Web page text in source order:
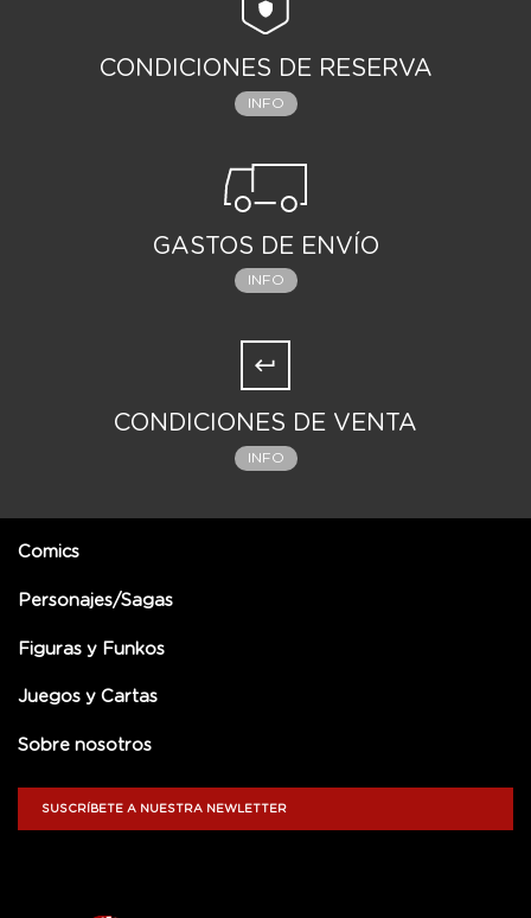
CONDICIONES DE RESERVA
INFO
GASTOS DE ENVÍO
INFO
CONDICIONES DE VENTA
INFO
Comics
Personajes/Sagas
Figuras y Funkos
Juegos y Cartas
Sobre nosotros
SUSCRÍBETE A NUESTRA NEWLETTER